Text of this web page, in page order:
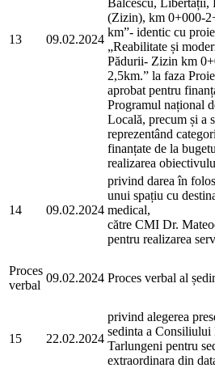
13 09.02.2024
(Zizin), km 0+000-
km”- identic cu
„Reabilitate și
Pădurii- Zizin km
2,5km.” la faza
aprobat pentru
Programul național
Locală, precum și a
reprezentând
finanțate de la
realizarea
14 09.02.2024
privind darea în
unui spațiu cu
medical,
către CMI Dr.
pentru realizarea
Proces
verbal
09.02.2024 Proces verbal al
15 22.02.2024
privind alegerea
sedinta a Consiliului
Tarlungeni pentru
extraordinara din